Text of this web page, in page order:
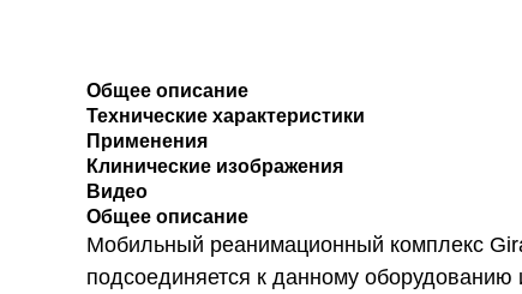
Общее описание
Технические характеристики
Применения
Клинические изображения
Видео
Общее описание
Мобильный реанимационный комплекс
подсоединяется к данному оборудованию